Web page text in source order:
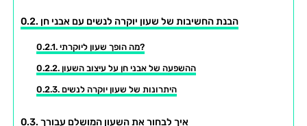
הבנת החשיבות של שעון יוקרה לנשים עם אבני חן
מה הופך שעון ליוקרתי?
ההשפעה של אבני חן על עיצוב השעון
היתרונות של שעון יוקרה לנשים
איך לבחור את השעון המושלם עבורך